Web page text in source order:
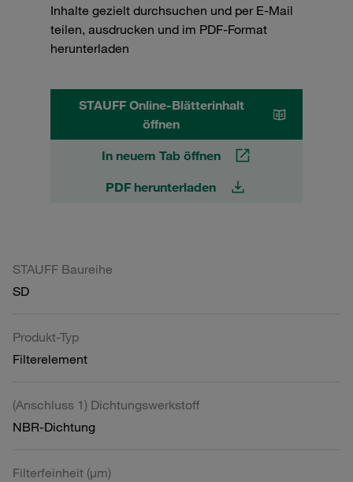
Inhalte gezielt durchsuchen und per E-Mail
teilen, ausdrucken und im PDF-Format
herunterladen
STAUFF Online-Blätterinhalt
öffnen
In neuem Tab öffnen
PDF herunterladen
STAUFF Baureihe
SD
Produkt-Typ
Filterelement
(Anschluss 1) Dichtungswerkstoff
NBR-Dichtung
Filterfeinheit (µm)